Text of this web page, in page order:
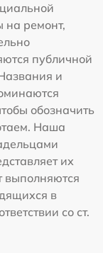
на ремонт,
публичной
и
обозначить
Наша
их
выполняются
в
со ст.